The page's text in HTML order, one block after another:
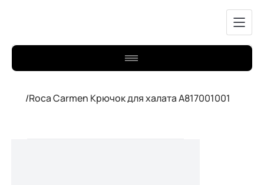
/Roca Carmen Крючок для халата A817001001